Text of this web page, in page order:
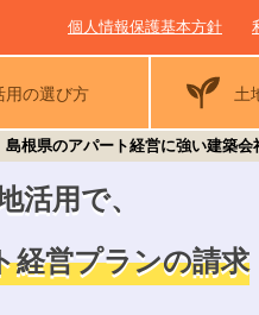
個人情報保護基本方針
用の選び方 土
島根県のアパート経営に強い建築
活用で、
経営プランの請求